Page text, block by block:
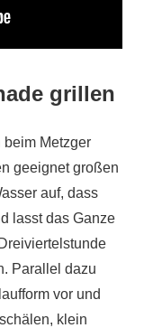
grillen
beim Metzger
geeignet großen
auf, dass
lasst das Ganze
Parallel dazu
vor und
klein